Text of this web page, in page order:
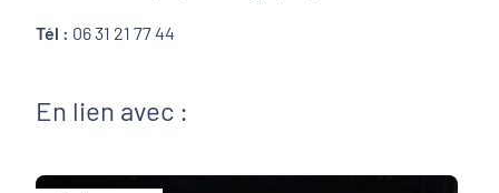
Tél : 06 31 21 77 44
En lien avec :